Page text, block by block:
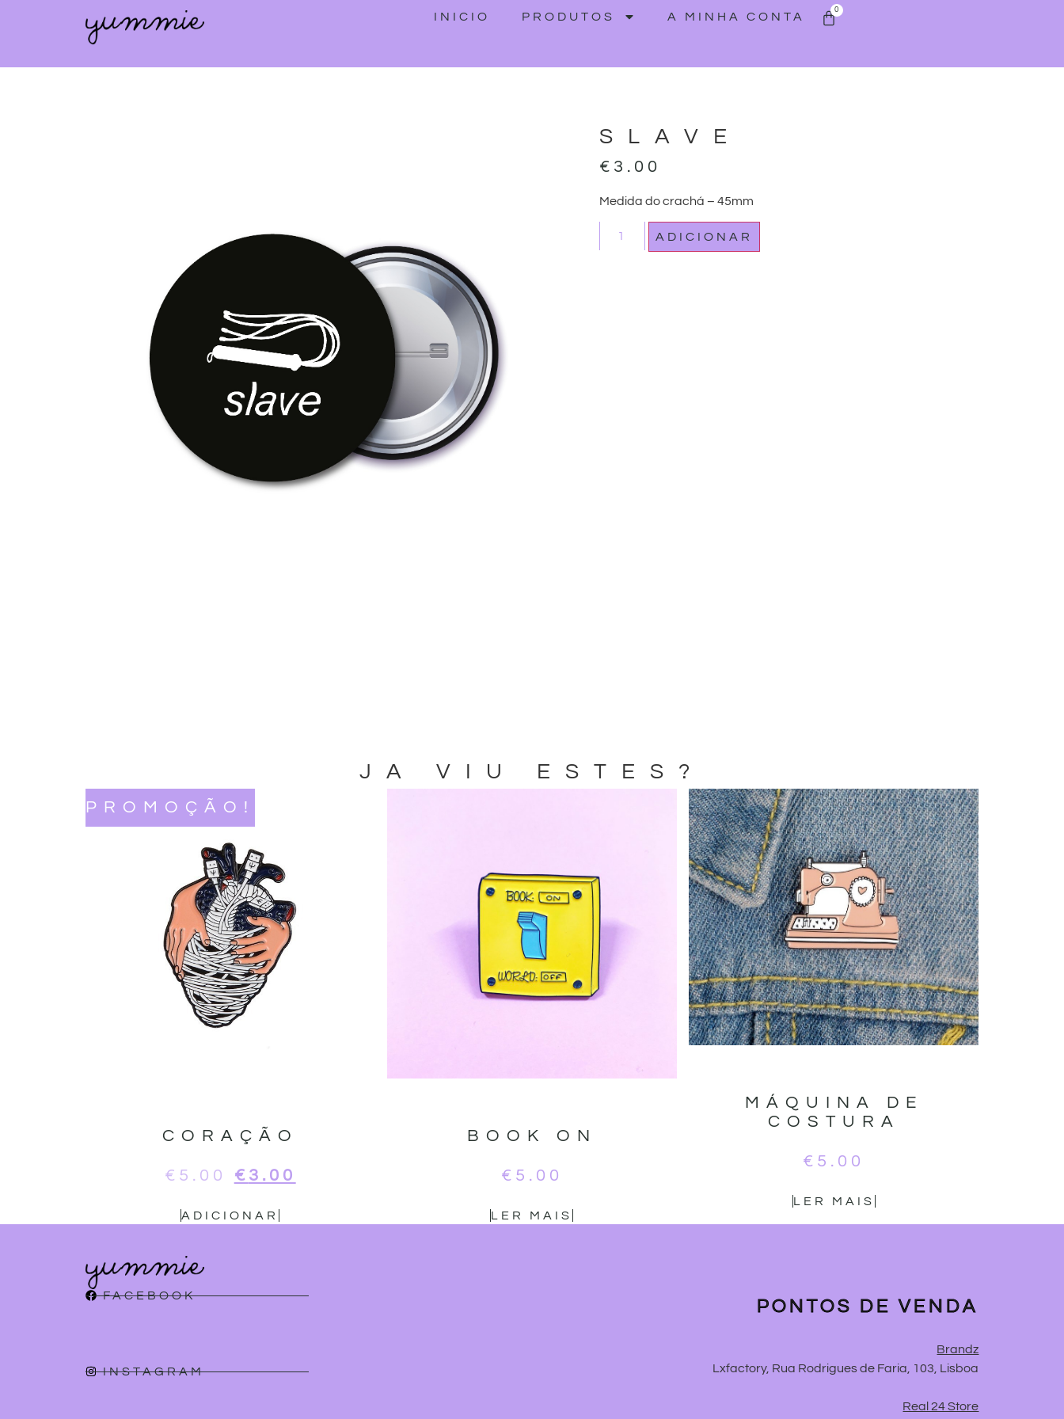
INICIO PRODUTOS A MINHA CONTA
0
SLAVE
€ 3.00
Medida do crachá – 45mm
ADICIONAR
JA VIU ESTES?
PROMOÇÃO!
CORAÇÃO
€ 5.00 € 3.00
ADICIONAR
BOOK ON
€ 5.00
LER MAIS
MÁQUINA DE
COSTURA
€ 5.00
LER MAIS
FACEBOOK
INSTAGRAM
PONTOS DE VENDA
Brandz
Lxfactory, Rua Rodrigues de Faria, 103, Lisboa
Real 24 Store